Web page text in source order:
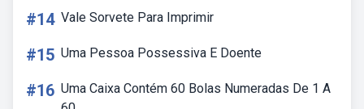
#14 Vale Sorvete Para Imprimir
#15 Uma Pessoa Possessiva E Doente
#16 Uma Caixa Contém 60 Bolas Numeradas De 1 A